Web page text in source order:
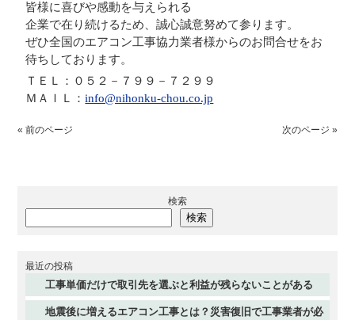
皆様に喜びや感動を与えられる
企業で在り続けるため、誠心誠意努めて参ります。
ぜひ全国のエアコン工事協力業者様からのお問合せをお
待ちしております。
ＴＥＬ：０５２－７９９－７２９９
ＭＡＩＬ：info@nihonku-chou.co.jp
« 前のページ 次のページ »
検索
検索
最近の投稿
工事単価だけで取引先を選ぶと利益が残らないことがある
地震後に増えるエアコン工事とは？災害復旧で工事業者が必